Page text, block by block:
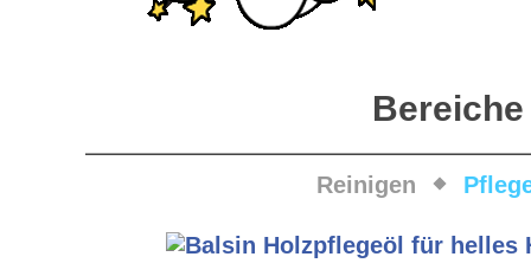
Bereiche
Reinigen